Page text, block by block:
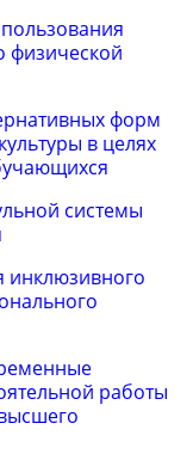
физической
форм
в целях
системы
инклюзивного
работы